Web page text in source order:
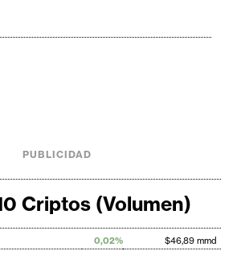
PUBLICIDAD
Criptos (Volumen)
0,02%
$46,89 mmd